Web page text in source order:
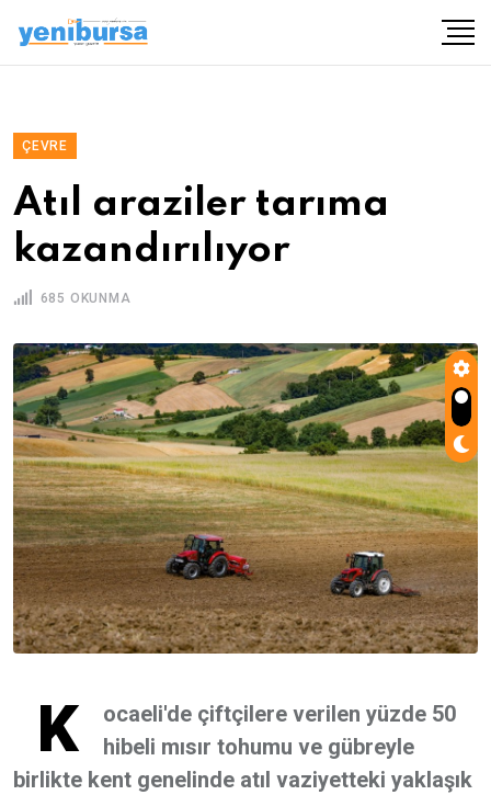
ÇEVRE
Atıl araziler tarıma
kazandırılıyor
685 OKUNMA
K
ocaeli'de çiftçilere verilen yüzde 50
hibeli mısır tohumu ve gübreyle
birlikte kent genelinde atıl vaziyetteki yaklaşık